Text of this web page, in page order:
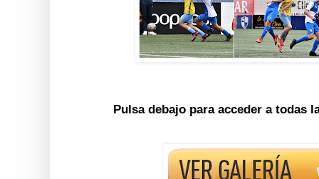
Pulsa debajo para acceder a todas